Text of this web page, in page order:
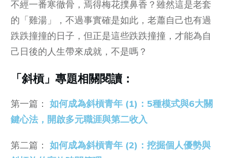
不經一番寒徹骨，焉得梅花撲鼻香？雖然這是老套
的「雞湯」，不過事實確是如此，老蕭自己也有過
跌跌撞撞的日子，但正是這些跌跌撞撞，才能為自
己日後的人生帶來成就，不是嗎？
「斜槓」專題相關閱讀：
第一篇： 如何成為斜槓青年 (1)：5種模式與6大關
鍵心法，開啟多元職涯與第二收入
第二篇： 如何成為斜槓青年 (2)：挖掘個人優勢與